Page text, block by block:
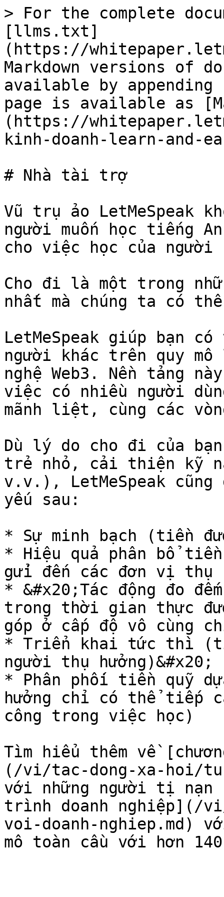
> For the complete
[llms.txt]
(https://
Markdown versions of
available by
page is available as
(https://
kinh-doanh-learn-and-
# Nhà tài trợ
Vũ trụ ảo LetMeSpeak
người muốn học tiếng
cho việc học của người
Cho đi là một trong
nhất mà chúng ta có
LetMeSpeak giúp bạn
người khác trên quy mô
nghệ Web3. Nền tảng
việc có nhiều người
mãnh liệt, cùng các
Dù lý do cho đi của
trẻ nhỏ, cải thiện kỹ
v.v.), LetMeSpeak cũng
yếu sau:
* Sự minh bạch (tiền
* Hiệu quả phân bổ
gửi đến các đơn vị thụ
* &#x20;Tác động đo
trong thời gian thực
góp ở cấp độ vô cùng
* Triển khai tức thì
người thụ hưởng)&#x20;
* Phân phối tiền quỹ
hưởng chỉ có thể tiếp
công trong việc học)
Tìm hiểu thêm về
(/vi/tac-dong-xa-hoi/
với những người tị nạn
trình doanh nghiệp](/
voi-doanh-nghiep.md)